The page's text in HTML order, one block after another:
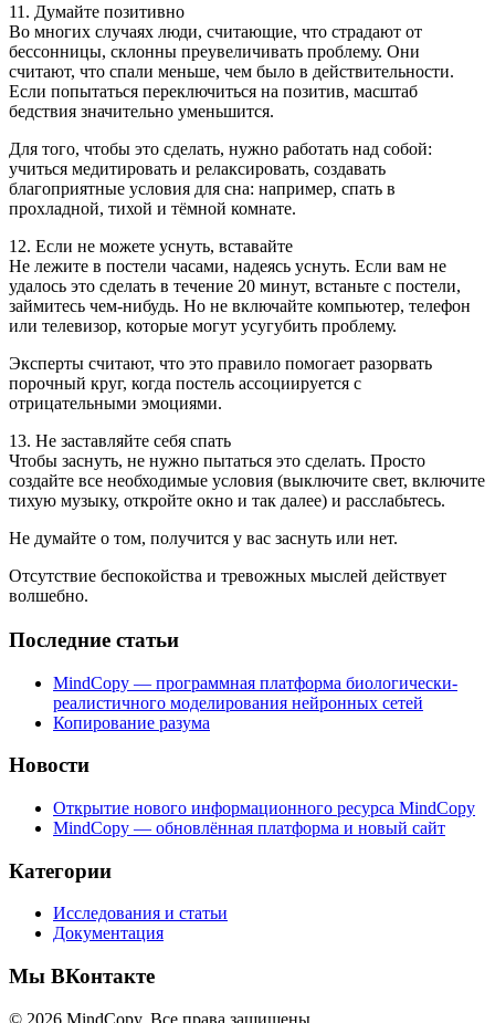
11. Думайте позитивно
Во многих случаях люди, считающие, что страдают от
бессонницы, склонны преувеличивать проблему. Они
считают, что спали меньше, чем было в действительности.
Если попытаться переключиться на позитив, масштаб
бедствия значительно уменьшится.
Для того, чтобы это сделать, нужно работать над собой:
учиться медитировать и релаксировать, создавать
благоприятные условия для сна: например, спать в
прохладной, тихой и тёмной комнате.
12. Если не можете уснуть, вставайте
Не лежите в постели часами, надеясь уснуть. Если вам не
удалось это сделать в течение 20 минут, встаньте с постели,
займитесь чем-нибудь. Но не включайте компьютер, телефон
или телевизор, которые могут усугубить проблему.
Эксперты считают, что это правило помогает разорвать
порочный круг, когда постель ассоциируется с
отрицательными эмоциями.
13. Не заставляйте себя спать
Чтобы заснуть, не нужно пытаться это сделать. Просто
создайте все необходимые условия (выключите свет, включите
тихую музыку, откройте окно и так далее) и расслабьтесь.
Не думайте о том, получится у вас заснуть или нет.
Отсутствие беспокойства и тревожных мыслей действует
волшебно.
Последние статьи
MindCopy — программная платформа биологически-
реалистичного моделирования нейронных сетей
Копирование разума
Новости
Открытие нового информационного ресурса MindCopy
MindCopy — обновлённая платформа и новый сайт
Категории
Исследования и статьи
Документация
Мы ВКонтакте
© 2026 MindCopy. Все права защищены